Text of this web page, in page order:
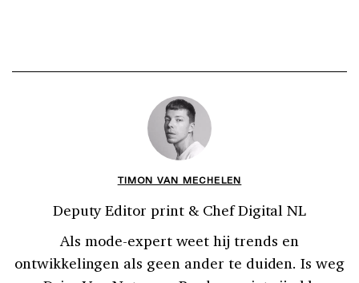
TIMON VAN MECHELEN
Deputy Editor print & Chef Digital NL
Als mode-expert weet hij trends en
ontwikkelingen als geen ander te duiden. Is weg